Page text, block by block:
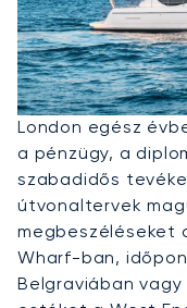
Privát Jet
London egész
a pénzügy, a
szabadidős
útvonaltervek
megbeszéléseket
Wharf-ban,
Belgraviában